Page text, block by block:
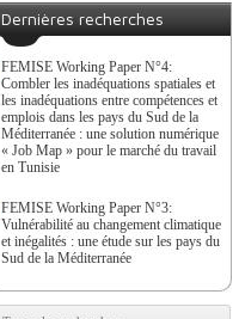
Dernières recherches
FEMISE Working Paper N°4:
Combler les inadéquations spatiales et
les inadéquations entre compétences et
emplois dans les pays du Sud de la
Méditerranée : une solution numérique
« Job Map » pour le marché du travail
en Tunisie
FEMISE Working Paper N°3:
Vulnérabilité au changement climatique
et inégalités : une étude sur les pays du
Sud de la Méditerranée